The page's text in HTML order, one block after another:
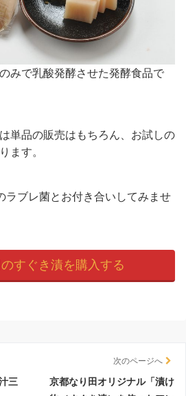
みで乳酸発酵させた発酵食品で
単品の販売はもちろん、お試しの
ます。
ラブレ菌とお付き合いしてみませ
すぐき漬を購入する
三
次のページへ
京都なり田オリジナル「漬け